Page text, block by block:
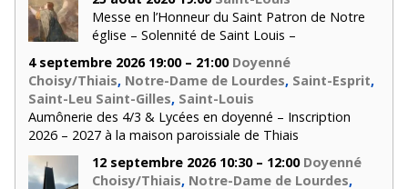
Messe en l’Honneur du Saint Patron de Notre
église – Solennité de Saint Louis –
4 septembre 2026 19:00 – 21:00 Doyenné
Choisy/Thiais, Notre-Dame de Lourdes, Saint-Esprit,
Saint-Leu Saint-Gilles, Saint-Louis
Aumônerie des 4/3 & Lycées en doyenné – Inscription
2026 – 2027 à la maison paroissiale de Thiais
12 septembre 2026 10:30 – 12:00 Doyenné
Choisy/Thiais, Notre-Dame de Lourdes,